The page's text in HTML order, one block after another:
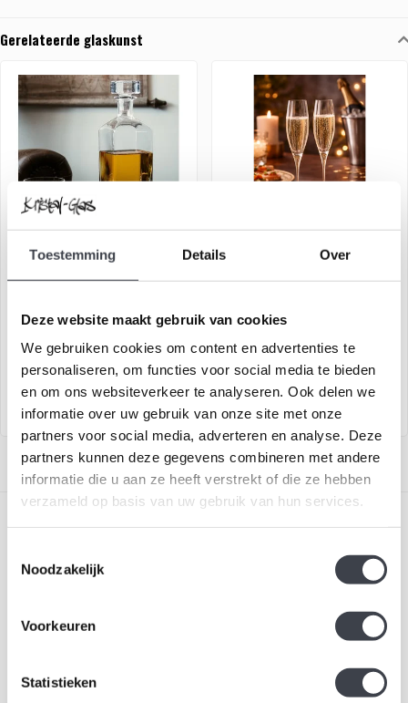
Toestemming Details Over
Deze website maakt gebruik van cookies
We gebruiken cookies om content en advertenties te
personaliseren, om functies voor social media te bieden
en om ons websiteverkeer te analyseren. Ook delen we
informatie over uw gebruik van onze site met onze
partners voor social media, adverteren en analyse. Deze
partners kunnen deze gegevens combineren met andere
informatie die u aan ze heeft verstrekt of die ze hebben
verzameld op basis van uw gebruik van hun services.
Noodzakelijk
Voorkeuren
Statistieken
Gerelateerde glaskunst
Whisky karaf met 2 whisky
glazen
€249,00 €169,00
Stijlvolle whisky set in luxe
geschenkverpakking
Intermezzo Gold
€149,00 €129,00
Champagneglas uit de
Intermezzo serie van
Orrefors.
Abonneer